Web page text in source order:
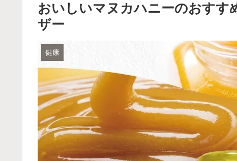
おいしいマヌカハニーのおすす
ザー
健康